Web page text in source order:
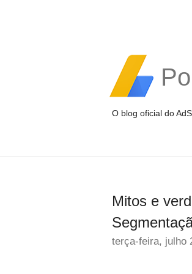
O blog oficial do
Mitos e
terça-feira, julho